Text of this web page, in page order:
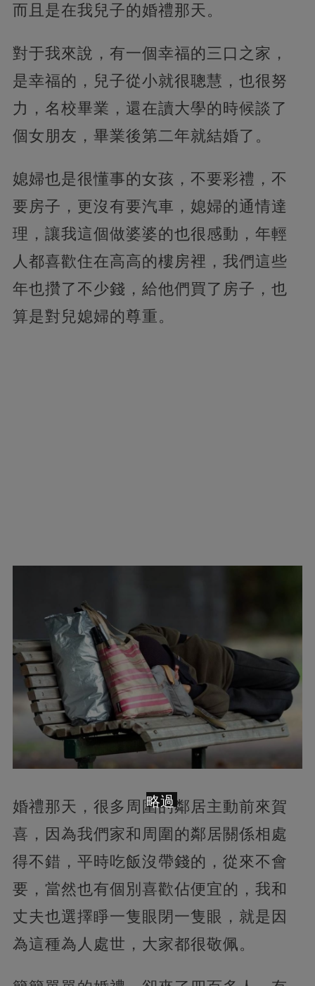
而且是在我兒子的婚禮那天。
對于我來說，有一個幸福的三口之家，
是幸福的，兒子從小就很聰慧，也很努
力，名校畢業，還在讀大學的時候談了
個女朋友，畢業後第二年就結婚了。
媳婦也是很懂事的女孩，不要彩禮，不
要房子，更沒有要汽車，媳婦的通情達
理，讓我這個做婆婆的也很感動，年輕
人都喜歡住在高高的樓房裡，我們這些
年也攢了不少錢，給他們買了房子，也
算是對兒媳婦的尊重。
婚禮那天，很多周圍的鄰居主動前來賀
喜，因為我們家和周圍的鄰居關係相處
得不錯，平時吃飯沒帶錢的，從來不會
要，當然也有個別喜歡佔便宜的，我和
丈夫也選擇睜一隻眼閉一隻眼，就是因
為這種為人處世，大家都很敬佩。
略過